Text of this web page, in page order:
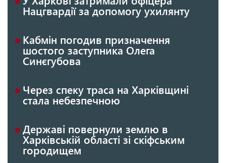
Нацгвардії за допомогу ухилянту
Кабмін погодив призначення
шостого заступника Олега
Синєгубова
Через спеку траса на Харківщині
стала небезпечною
Державі повернули землю в
Харківській області зі скіфським
городищем